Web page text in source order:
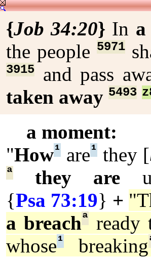
{Job 34:20} In
the people 5971
3915 and pass
taken away 5493
a moment:
"How¹ are¹ they [
ª they are
{Psa 73:19} +
a breachª ready
whose¹ breaking